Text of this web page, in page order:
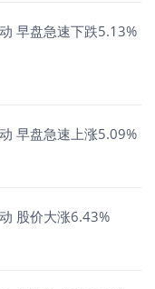
早盘急速下跌5.13%
早盘急速上涨5.09%
股价大涨6.43%